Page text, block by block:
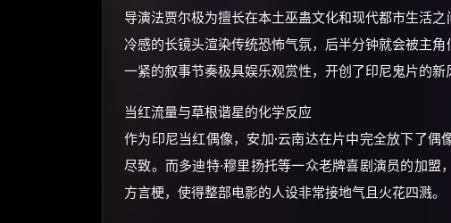
导演法贾尔极为擅长在本土巫蛊文化和现代都市生活
冷感的长镜头渲染传统恐怖气氛，后半分钟就会被主
一紧的叙事节奏极具娱乐观赏性，开创了印尼鬼片的新
当红流量与草根谐星的化学反应
作为印尼当红偶像，安加·云南达在片中完全放下了
尽致。而多迪特·穆里扬托等一众老牌喜剧演员的加
方言梗，使得整部电影的人设非常接地气且火花四溅。